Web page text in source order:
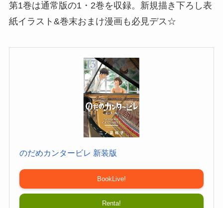
第1巻は通常版の1・2巻を収録。新規描き下ろし表
紙イラスト&巻末おまけ漫画も必見デス☆
のだめカンタービレ 新装版
BookLive!
Renta!